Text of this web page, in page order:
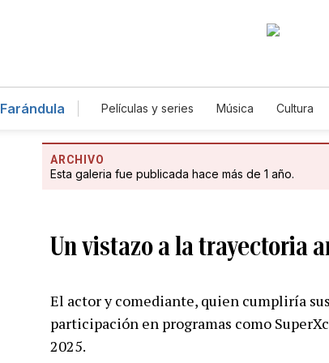
Farándula Películas y series Música Cultura
ARCHIVO
Esta galeria fue publicada hace más de 1 año.
Un vistazo a la trayectoria
El actor y comediante, quien cumpliría
participación en programas como
2025.